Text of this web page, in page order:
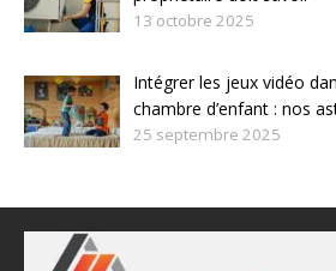
13 octobre 2025
Intégrer les jeux vidéo
chambre d’enfant : nos
25 septembre 2025